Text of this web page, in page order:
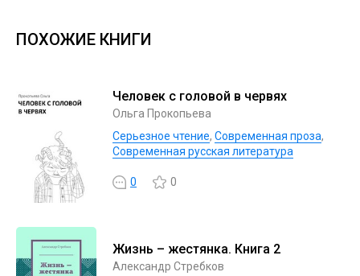
ПОХОЖИЕ КНИГИ
Человек с головой в червях
Ольга Прокопьева
Серьезное чтение, Современная проза,
Современная русская литература
0 0
Жизнь – жестянка. Книга 2
Александр Стребков